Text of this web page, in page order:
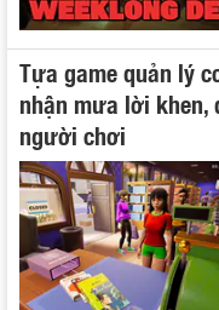
Tựa game quản lý
nhận mưa lời khen,
người chơi